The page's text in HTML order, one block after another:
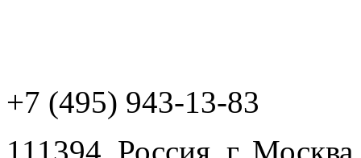
+7 (495) 943-13-83
111394, Россия, г. Москва